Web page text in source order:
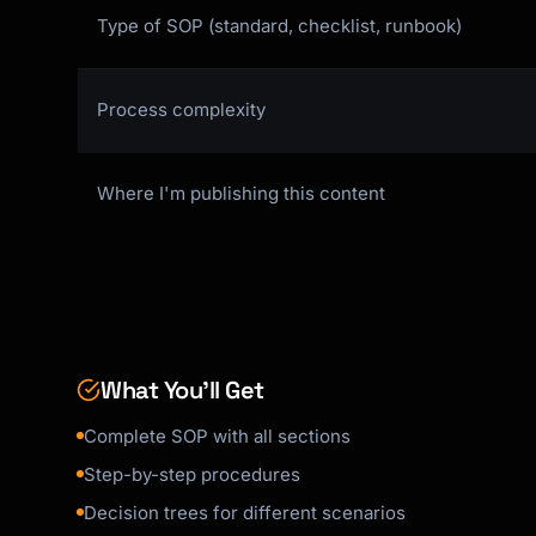
2. [Specific action]
3. [Specific action]
**Expected Outcome**: [What success looks
**Actions**:
2. [Specific action]
**Expected Outcome**: [What success looks
Type of SOP (standard, checklist, runbook)
Process complexity
Where I'm publishing this content
What You’ll Get
Complete SOP with all sections
Step-by-step procedures
Decision trees for different scenarios